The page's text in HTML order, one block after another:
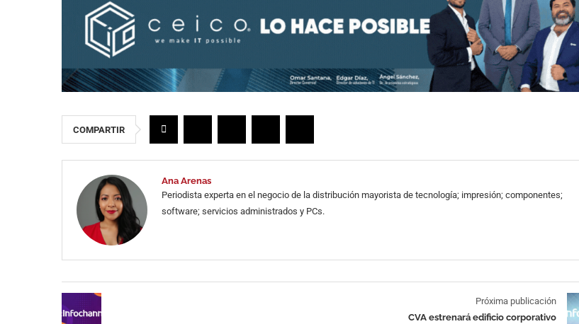
COMPARTIR
Ana Arenas
Periodista experta en el negocio de la distribución mayorista de tecnología; impresión; componentes;
software; servicios administrados y PCs.
Próxima publicación
CVA estrenará edificio corporativo